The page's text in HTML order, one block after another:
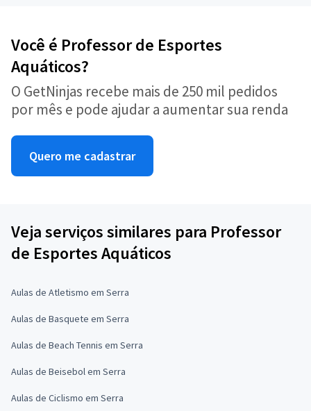
Você é Professor de Esportes
Aquáticos?
O GetNinjas recebe mais de 250 mil pedidos
por mês e pode ajudar a aumentar sua renda
Quero me cadastrar
Veja serviços similares para Professor
de Esportes Aquáticos
Aulas de Atletismo em Serra
Aulas de Basquete em Serra
Aulas de Beach Tennis em Serra
Aulas de Beisebol em Serra
Aulas de Ciclismo em Serra